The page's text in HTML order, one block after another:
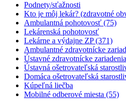
Podnety/sťažnosti
Kto je môj lekár? (zdravotné
Ambulantná pohotovosť (75)
Lekárenská pohotovosť
Lekárne a výdajne ZP (371)
Ambulantné zdravotnícke
Ústavné zdravotnícke
Ústavná ošetrovateľská
Domáca ošetrovateľská
Kúpeľná liečba
Mobilné odberové miesta (55)